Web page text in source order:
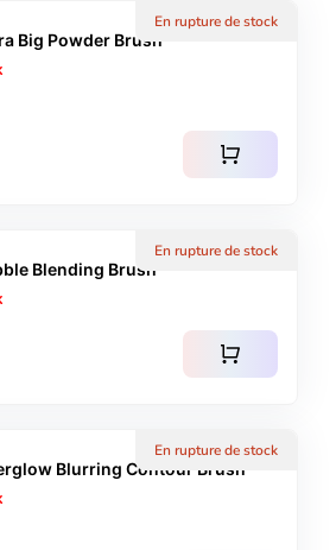
En rupture de stock
Big Powder Brush
shopping_cart
En rupture de stock
Blending Brush
shopping_cart
En rupture de stock
Blurring Contour Brush